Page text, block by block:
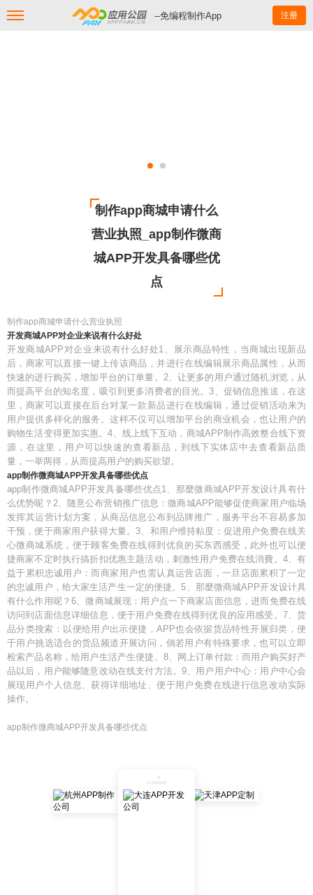
--免编程制作App 注册
制作app商城申请什么
营业执照_app制作微商
城APP开发具备哪些优
点
制作app商城申请什么营业执照
开发商城APP对企业来说有什么好处
开发商城APP对企业来说有什么好处1、展示商品特性，当商城出现新品
后，商家可以直接一键上传该商品，并进行在线编辑展示商品属性，从而
快速的进行购买，增加平台的订单量。2、让更多的用户通过随机浏览，从
而提高平台的知名度，吸引到更多消费者的目光。3、促销信息推送，在这
里，商家可以直接在后台对某一款新品进行在线编辑，通过促销活动来为
用户提供多样化的服务。这样不仅可以增加平台的商业机会，也让用户的
购物生活变得更加实惠。4、线上线下互动，商城APP制作高效整合线下资
源，在这里，用户可以快速的查看新品，到线下实体店中去查看新品质
量，一举两得，从而提高用户的购买欲望。
app制作微商城APP开发具备哪些优点
app制作微商城APP开发具备哪些优点1、那麼微商城APP开发设计具有什
么优势呢？2、随意公布营销推广信息：微商城APP能够促使商家用户临场
发挥其运营计划方案，从商品信息公布到品牌推广，服务平台不容易多加
干预，便于商家用户获得大量。3、和用户维持粘度：促进用户免费在线关
心微商城系统，便于顾客免费在线得到优良的买东西感受，此外也可以便
捷商家不定时执行搞折扣优惠主题活动，刺激性用户免费在线消費。4、有
益于累积忠诚用户：而商家用户也需认真运营店面，一旦店面累积了一定
的忠诚用户，给大家生活产生一定的便捷。5、那麼微商城APP开发设计具
有什么作用呢？6、微商城展现：用户点一下商家店面信息，进而免费在线
访问到店面信息详细信息，便于用户免费在线得到优良的应用感受。7、货
品分类搜索：以便给用户出示便捷，APP也会依据货品特性开展归类，便
于用户挑选适合的货品频道开展访问，倘若用户有特殊要求，也可以立即
检索产品名称，给用户生活产生便捷。8、网上订单付款：而用户购买好产
品以后，用户能够随意改动在线支付方法。9、用户用户中心：用户中心会
展现用户个人信息、获得详细地址、便于用户免费在线进行信息改动实际
操作。
app制作微商城APP开发具备哪些优点